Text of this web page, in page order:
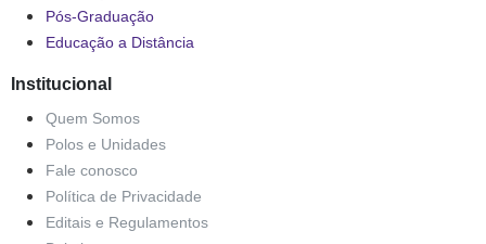
Pós-Graduação
Educação a Distância
Institucional
Quem Somos
Polos e Unidades
Fale conosco
Política de Privacidade
Editais e Regulamentos